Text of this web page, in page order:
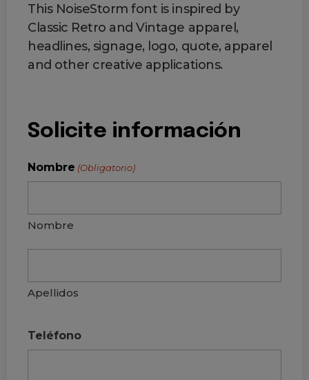
This NoiseStorm font is inspired by
Classic Retro and Vintage apparel,
headlines, signage, logo, quote, apparel
and other creative applications.
Solicite información
Nombre (Obligatorio)
Nombre
Apellidos
Teléfono